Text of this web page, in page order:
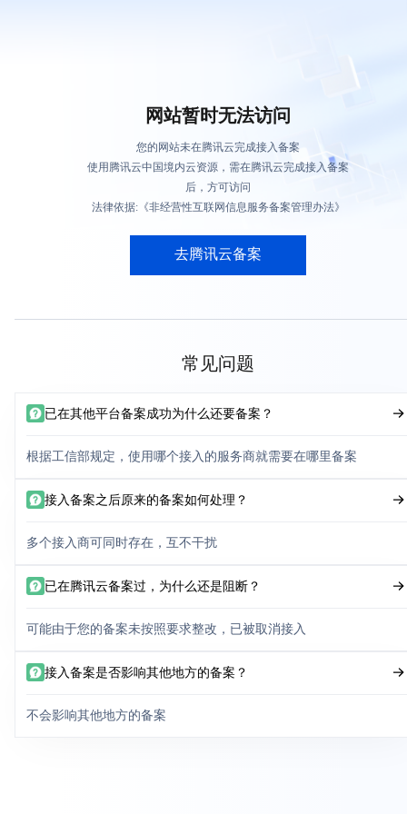
网站暂时无法访问
您的网站未在腾讯云完成接入备案
使用腾讯云中国境内云资源，需在腾讯云完成接入备案
后，方可访问
法律依据:《非经营性互联网信息服务备案管理办法》
去腾讯云备案
常见问题
已在其他平台备案成功为什么还要备案？
根据工信部规定，使用哪个接入的服务商就需要在哪里备案
接入备案之后原来的备案如何处理？
多个接入商可同时存在，互不干扰
已在腾讯云备案过，为什么还是阻断？
可能由于您的备案未按照要求整改，已被取消接入
接入备案是否影响其他地方的备案？
不会影响其他地方的备案